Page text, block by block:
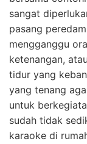
sangat
pasang
mengganggu
ketenangan,
tidur yang
yang tenang
untuk
sudah tidak
karaoke di